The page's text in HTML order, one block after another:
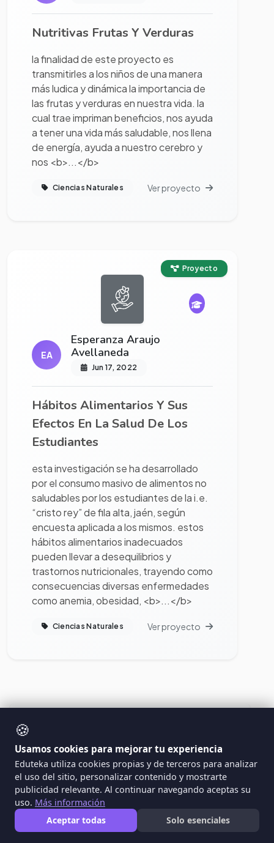
Nutritivas Frutas Y Verduras
la finalidad de este proyecto es
transmitirles a los niños de una manera
más ludica y dinámica la importancia de
las frutas y verduras en nuestra vida. la
cual trae impriman beneficios, nos ayuda
a tener una vida más saludable, nos llena
de energía, ayuda a nuestro cerebro y
nos <b>...</b>
Ciencias Naturales Ver proyecto
Proyecto
EA
Esperanza Araujo
Avellaneda
Jun 17, 2022
Hábitos Alimentarios Y Sus
Efectos En La Salud De Los
Estudiantes
esta investigación se ha desarrollado
por el consumo masivo de alimentos no
saludables por los estudiantes de la i.e.
“cristo rey” de fila alta, jaén, según
encuesta aplicada a los mismos. estos
hábitos alimentarios inadecuados
pueden llevar a desequilibrios y
trastornos nutricionales, trayendo como
consecuencias diversas enfermedades
como anemia, obesidad, <b>...</b>
Ciencias Naturales Ver proyecto
Página 5 de 680 (20 proyectos por página)
¿Tienes un proyecto educativo
🍪
Usamos cookies para mejorar tu experiencia
Eduteka utiliza cookies propias y de terceros para analizar
el uso del sitio, personalizar contenido y mostrarte
publicidad relevante. Al continuar navegando aceptas su
uso. Más información
Aceptar todas
Solo esenciales